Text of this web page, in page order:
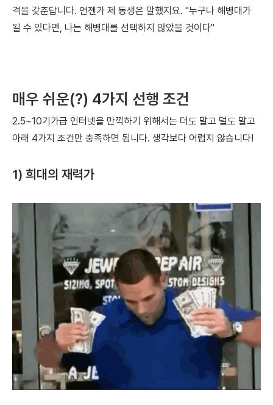
격을 갖춘답니다. 언젠가 제 동생은 말했지요. "누구나 해병대가
될 수 있다면, 나는 해병대를 선택하지 않았을 것이다"
매우 쉬운(?) 4가지 선행 조건
2.5~10기가급 인터넷을 만끽하기 위해서는 더도 말고 덜도 말고
아래 4가지 조건만 충족하면 됩니다. 생각보다 어렵지 않습니다!
1) 희대의 재력가